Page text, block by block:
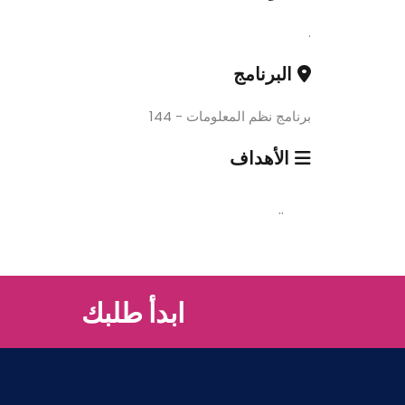
.
البرنامج
برنامج نظم المعلومات - 144
الأهداف
..
ابدأ طلبك